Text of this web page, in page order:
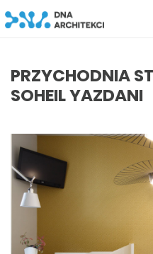
PRZYCHODNIA
SOHEIL YAZDANI